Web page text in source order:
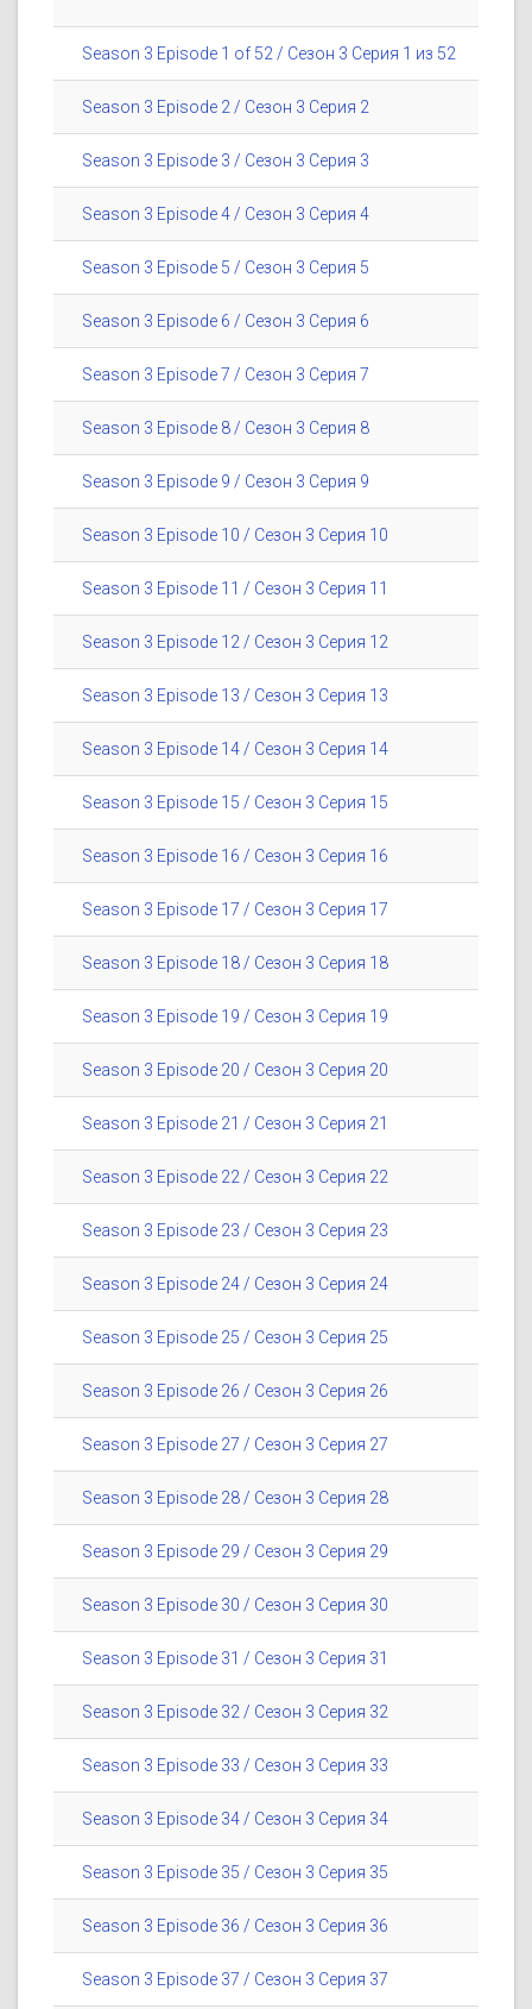
Season 3 Episode 1 of 52 / Сезон 3 Серия 1 из 52
Season 3 Episode 2 / Сезон 3 Серия 2
Season 3 Episode 3 / Сезон 3 Серия 3
Season 3 Episode 4 / Сезон 3 Серия 4
Season 3 Episode 5 / Сезон 3 Серия 5
Season 3 Episode 6 / Сезон 3 Серия 6
Season 3 Episode 7 / Сезон 3 Серия 7
Season 3 Episode 8 / Сезон 3 Серия 8
Season 3 Episode 9 / Сезон 3 Серия 9
Season 3 Episode 10 / Сезон 3 Серия 10
Season 3 Episode 11 / Сезон 3 Серия 11
Season 3 Episode 12 / Сезон 3 Серия 12
Season 3 Episode 13 / Сезон 3 Серия 13
Season 3 Episode 14 / Сезон 3 Серия 14
Season 3 Episode 15 / Сезон 3 Серия 15
Season 3 Episode 16 / Сезон 3 Серия 16
Season 3 Episode 17 / Сезон 3 Серия 17
Season 3 Episode 18 / Сезон 3 Серия 18
Season 3 Episode 19 / Сезон 3 Серия 19
Season 3 Episode 20 / Сезон 3 Серия 20
Season 3 Episode 21 / Сезон 3 Серия 21
Season 3 Episode 22 / Сезон 3 Серия 22
Season 3 Episode 23 / Сезон 3 Серия 23
Season 3 Episode 24 / Сезон 3 Серия 24
Season 3 Episode 25 / Сезон 3 Серия 25
Season 3 Episode 26 / Сезон 3 Серия 26
Season 3 Episode 27 / Сезон 3 Серия 27
Season 3 Episode 28 / Сезон 3 Серия 28
Season 3 Episode 29 / Сезон 3 Серия 29
Season 3 Episode 30 / Сезон 3 Серия 30
Season 3 Episode 31 / Сезон 3 Серия 31
Season 3 Episode 32 / Сезон 3 Серия 32
Season 3 Episode 33 / Сезон 3 Серия 33
Season 3 Episode 34 / Сезон 3 Серия 34
Season 3 Episode 35 / Сезон 3 Серия 35
Season 3 Episode 36 / Сезон 3 Серия 36
Season 3 Episode 37 / Сезон 3 Серия 37